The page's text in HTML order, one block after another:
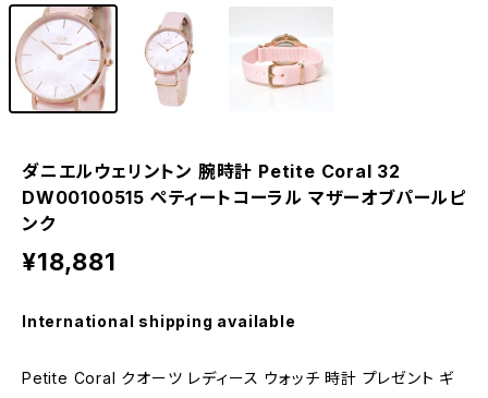
ダニエルウェリントン 腕時計 Petite Coral 32
DW00100515 ぺティートコーラル マザーオブパールピ
ンク
¥18,881
International shipping available
Petite Coral クオーツ レディース ウォッチ 時計 プレゼント ギ